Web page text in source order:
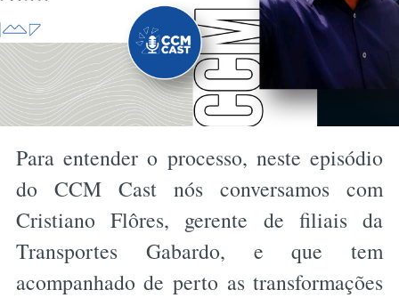
Para entender o processo, neste episódio
do CCM Cast nós conversamos com
Cristiano Flôres, gerente de filiais da
Transportes Gabardo, e que tem
acompanhado de perto as transformações